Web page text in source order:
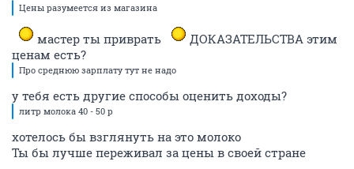
Цены разумеется из магазина
мастер ты приврать
ДОКАЗАТЕЛЬСТВА этим
ценам есть?
Про среднюю зарплату тут не надо
у тебя есть другие способы оценить доходы?
литр молока 40 - 50 р
хотелось бы взглянуть на это молоко
Ты бы лучше переживал за цены в своей стране